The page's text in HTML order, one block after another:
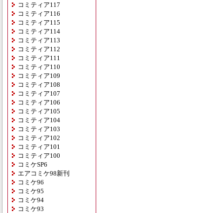
コミティア117
コミティア116
コミティア115
コミティア114
コミティア113
コミティア112
コミティア111
コミティア110
コミティア109
コミティア108
コミティア107
コミティア106
コミティア105
コミティア104
コミティア103
コミティア102
コミティア101
コミティア100
コミケSP6
エアコミケ98新刊
コミケ96
コミケ95
コミケ94
コミケ93